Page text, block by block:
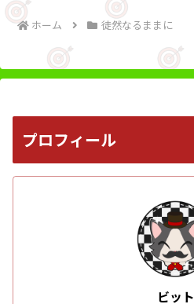
ホーム 徒然なるままに
プロフィール
ビット